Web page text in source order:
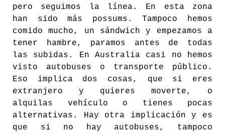
pero seguimos la línea. En esta zona
han sido más possums. Tampoco hemos
comido mucho, un sándwich y empezamos a
tener hambre, paramos antes de todas
las subidas. En Australia casi no hemos
visto autobuses o transporte público.
Eso implica dos cosas, que si eres
extranjero y quieres moverte, o
alquilas vehículo o tienes pocas
alternativas. Hay otra implicación y es
que si no hay autobuses, tampoco